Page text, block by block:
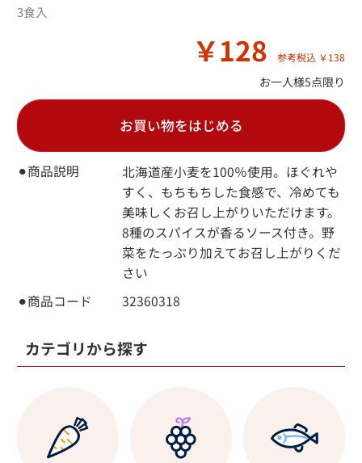
⚫︎商品説明
北海道産小麦を100％使用。ほぐれや
すく、もちもちした食感で、冷めても
美味しくお召し上がりいただけます。
8種のスパイスが香るソース付き。野
菜をたっぷり加えてお召し上がりくだ
さい
￥128 参考税込 ￥138
お一人様5点限り
⚫︎商品コード 32360318
3食入
お買い物をはじめる
カテゴリから探す